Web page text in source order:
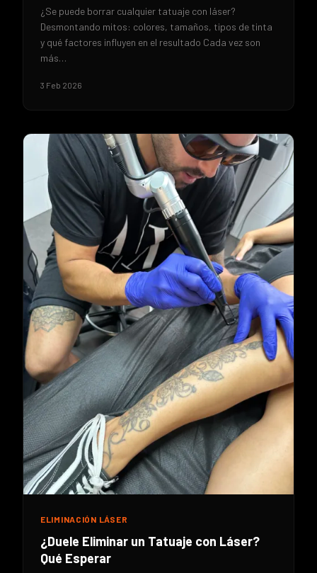
¿Se puede borrar cualquier tatuaje con láser?
Desmontando mitos: colores, tamaños, tipos de tinta
y qué factores influyen en el resultado Cada vez son
más…
3 Feb 2026
ELIMINACIÓN LÁSER
¿Duele Eliminar un Tatuaje con Láser?
Qué Esperar